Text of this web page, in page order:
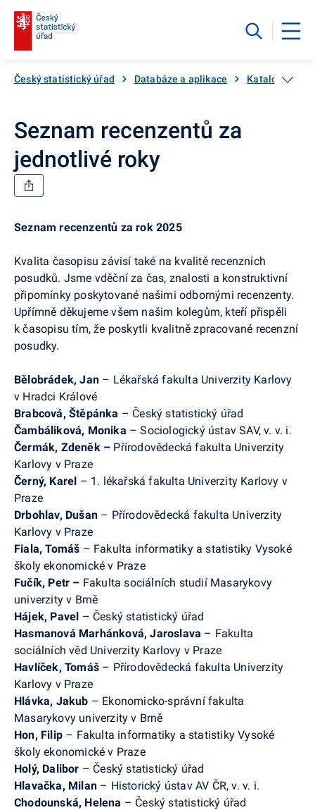
Český statistický úřad Databáze a aplikace Katalog
Seznam recenzentů za
jednotlivé roky
Seznam recenzentů za rok 2025
Kvalita časopisu závisí také na kvalitě recenzních
posudků. Jsme vděční za čas, znalosti a konstruktivní
připomínky poskytované našimi odbornými recenzenty.
Upřímně děkujeme všem našim kolegům, kteří přispěli
k časopisu tím, že poskytli kvalitně zpracované recenzní
posudky.
Bělobrádek, Jan – Lékařská fakulta Univerzity Karlovy
v Hradci Králové
Brabcová, Štěpánka – Český statistický úřad
Čambáliková, Monika – Sociologický ústav SAV, v. v. i.
Čermák, Zdeněk – Přírodovědecká fakulta Univerzity
Karlovy v Praze
Černý, Karel – 1. lékařská fakulta Univerzity Karlovy v
Praze
Drbohlav, Dušan – Přírodovědecká fakulta Univerzity
Karlovy v Praze
Fiala, Tomáš – Fakulta informatiky a statistiky Vysoké
školy ekonomické v Praze
Fučík, Petr – Fakulta sociálních studií Masarykovy
univerzity v Brně
Hájek, Pavel – Český statistický úřad
Hasmanová Marhánková, Jaroslava – Fakulta
sociálních věd Univerzity Karlovy v Praze
Havlíček, Tomáš – Přírodovědecká fakulta Univerzity
Karlovy v Praze
Hlávka, Jakub – Ekonomicko-správní fakulta
Masarykovy univerzity v Brně
Hon, Filip – Fakulta informatiky a statistiky Vysoké
školy ekonomické v Praze
Holý, Dalibor – Český statistický úřad
Hlavačka, Milan – Historický ústav AV ČR, v. v. i.
Chodounská, Helena – Český statistický úřad